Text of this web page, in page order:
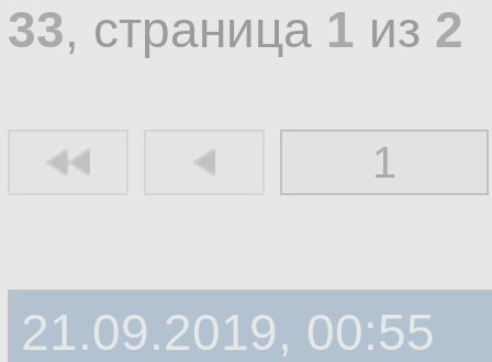
33, страница 1 из 2
1
21.09.2019, 00:55